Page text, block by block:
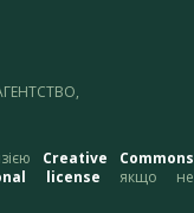
Creative Commons
license якщо не